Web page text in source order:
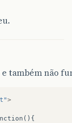
também não
>
(){